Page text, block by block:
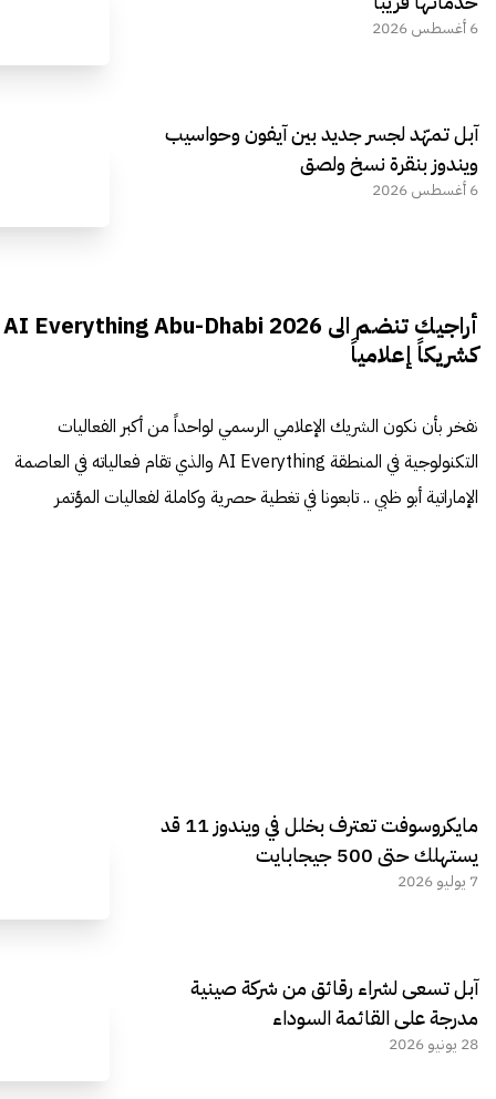
6 أغسطس 2026
آبل تمهّد لجسر جديد بين آيفون وحواسيب
ويندوز بنقرة نسخ ولصق
6 أغسطس 2026
أراجيك تنضم الى AI Everything Abu-Dhabi 2026
كشريكاً إعلامياً
نفخر بأن نكون الشريك الإعلامي الرسمي لواحداً من أكبر الفعاليات
التكنولوجية في المنطقة AI Everything والذي تقام فعالياته في العاصمة
الإماراتية أبو ظبي .. تابعونا في تغطية حصرية وكاملة لفعاليات المؤتمر
مايكروسوفت تعترف بخلل في ويندوز 11 قد
يستهلك حتى 500 جيجابايت
7 يوليو 2026
آبل تسعى لشراء رقائق من شركة صينية
مدرجة على القائمة السوداء
28 يونيو 2026